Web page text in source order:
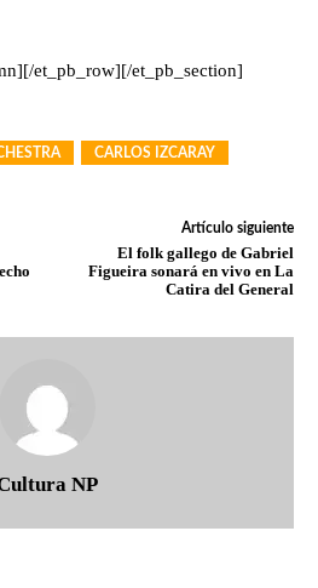
et_pb_row][/et_pb_section]
CARLOS IZCARAY
Artículo siguiente
El folk gallego de Gabriel
Figueira sonará en vivo en La
Catira del General
NP